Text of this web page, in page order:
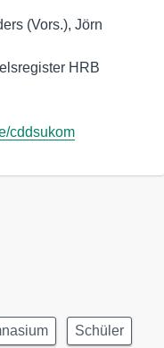
(Vors.), Jörn
HRB
cddsukom
Schüler